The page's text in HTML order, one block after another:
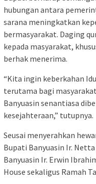
hubungan antara
sarana meningkatkan
bermasyarakat. Daging
kepada masyarakat,
berhak menerima.
‎“Kita ingin keberkahan
terutama bagi
Banyuasin senantiasa
kesejahteraan,” tutupnya.
Seusai menyerahkan
Bupati Banyuasin Ir.
Banyuasin Ir. Erwin
House sekaligus Ramah